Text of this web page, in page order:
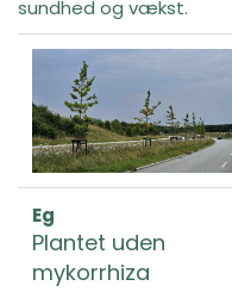
sundhed og vækst.
Eg
Plantet uden
mykorrhiza